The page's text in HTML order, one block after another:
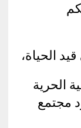
الحياة،
الحرية
مجتمع